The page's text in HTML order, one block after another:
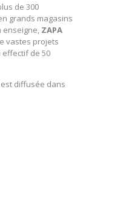
de 300
grands magasins
enseigne, ZAPA
vastes projets
effectif de 50
diffusée dans